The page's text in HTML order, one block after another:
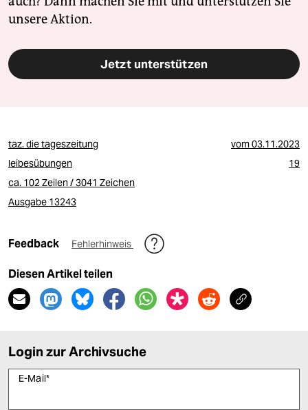
unsere Aktion.
Jetzt unterstützen
taz. die tageszeitung vom03.11.2023
leibesübungen
19
ca. 102 Zeilen / 3041 Zeichen
Ausgabe 13243
Feedback Fehlerhinweis
Diesen Artikel teilen
Login zur Archivsuche
E-Mail*